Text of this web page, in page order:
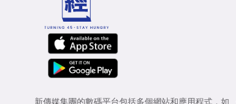
新傳媒集團的數碼平台包括多個網站和應用程式，如